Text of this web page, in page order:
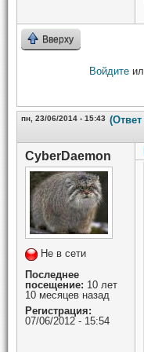
Вверху
Войдите
пн, 23/06/2014 - 15:43 (Ответ
CyberDaemon
Не в сети
Последнее
посещение: 10 лет
10 месяцев назад
Регистрация:
07/06/2012 - 15:54